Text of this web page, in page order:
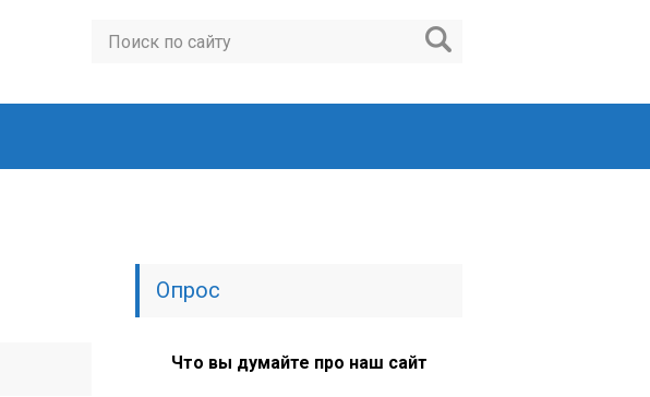
Опрос
Что вы думайте про наш сайт